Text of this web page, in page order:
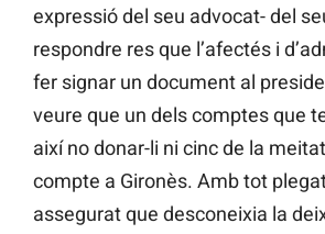
expressió del seu advocat- del
respondre res que l’afectés i
fer signar un document al
veure que un dels comptes que
així no donar-li ni cinc de la
compte a Gironès. Amb tot
assegurat que desconeixia la